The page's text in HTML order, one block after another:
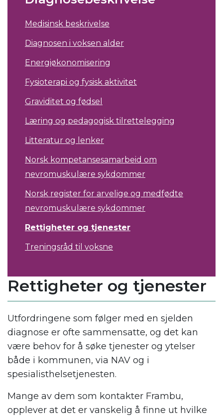
Medisinsk beskrivelse
Diagnosen i voksen alder
Energiøkonomisering
Fysioterapi og fysisk aktivitet
Graviditet og fødsel
Læring og pedagogisk tilrettelegging
Litteratur og lenker
Norsk kompetansesamarbeid om
nevromuskulære sykdommer
Norsk register for arvelige og medfødte
nevromuskulære sykdommer
Rettigheter og tjenester
Treningsråd til voksne
Rettigheter og tjenester
Utfordringene som følger med en sjelden
diagnose er ofte sammensatte, og det kan
være behov for å søke tjenester og ytelser
både i kommunen, via NAV og i
spesialisthelsetjenesten.
Mange av dem som kontakter Frambu,
opplever at det er vanskelig å finne ut hvilke